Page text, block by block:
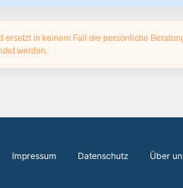
in keinem Fall die persönliche
werden.
Impressum Datenschutz Über